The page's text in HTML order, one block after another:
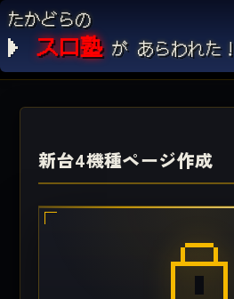
たかどらの
スロ塾が あらわれた！
新台4機種ページ作成